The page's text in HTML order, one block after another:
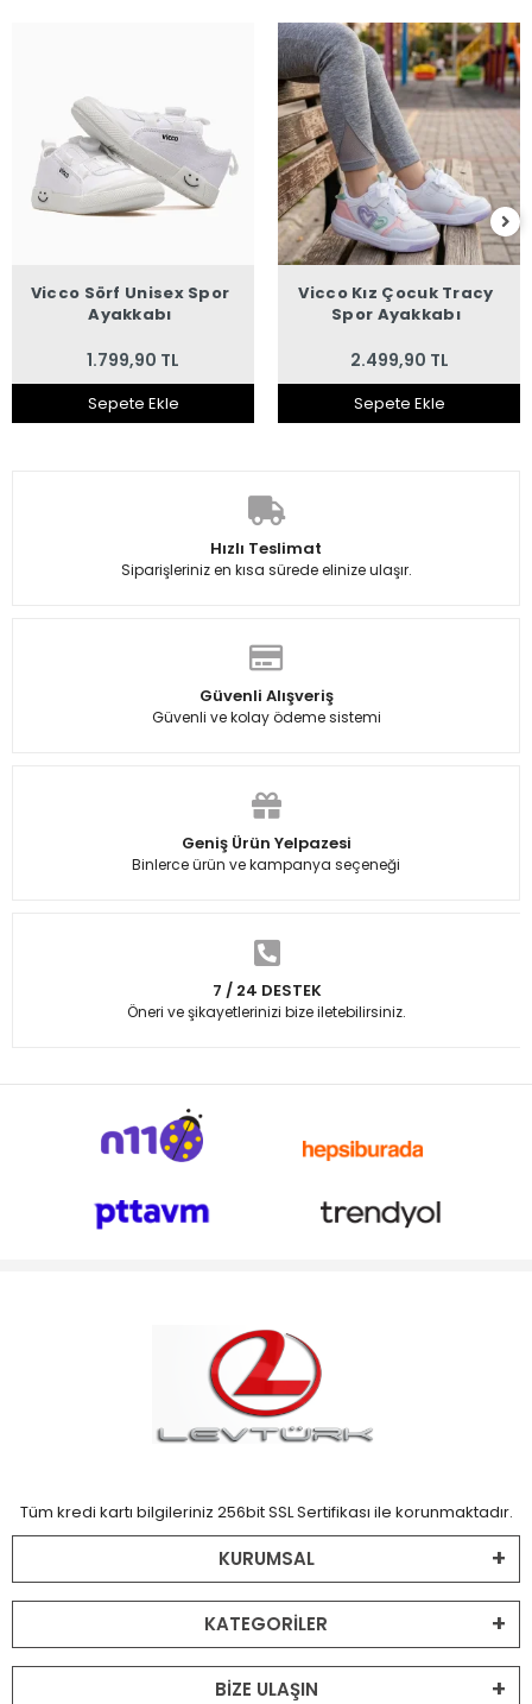
Vicco Sörf Unisex Spor
Ayakkabı
1.799,90 TL
Sepete Ekle
Vicco Kız Çocuk Tracy
Spor Ayakkabı
2.499,90 TL
Sepete Ekle
Hızlı Teslimat
Siparişleriniz en kısa sürede elinize ulaşır.
Güvenli Alışveriş
Güvenli ve kolay ödeme sistemi
Geniş Ürün Yelpazesi
Binlerce ürün ve kampanya seçeneği
7 / 24 DESTEK
Öneri ve şikayetlerinizi bize iletebilirsiniz.
Tüm kredi kartı bilgileriniz 256bit SSL Sertifikası ile korunmaktadır.
KURUMSAL
KATEGORİLER
BİZE ULAŞIN